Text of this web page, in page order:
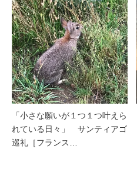
「小さな願いが１つ１つ叶えら
れている日々」 サンティアゴ
巡礼［フランス…